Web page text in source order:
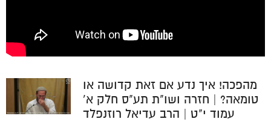
מהפכה! איך נדע אם זאת קדושה או
טומאה? | חזרה ושו"ת תע"ס חלק א'
עמוד י"ט | הרב עדיאל רוזנפלד